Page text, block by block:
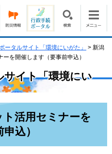
ータルサイト「環境にいがた」 > 新潟
を開催します（要事前申込）
サイト「環境にい
活用セミナーを
込）